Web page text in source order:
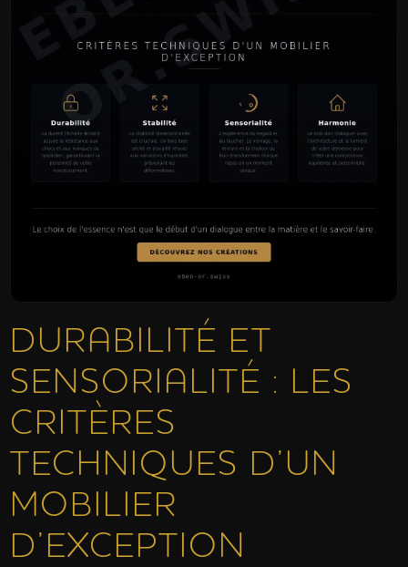
DURABILITÉ ET
SENSORIALITÉ : LES
CRITÈRES
TECHNIQUES D’UN
MOBILIER
D’EXCEPTION